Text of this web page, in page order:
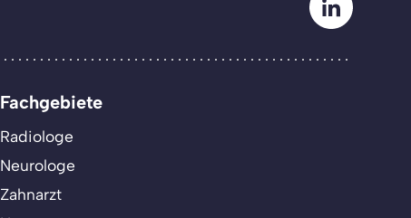
Fachgebiete
Radiologe
Neurologe
Zahnarzt